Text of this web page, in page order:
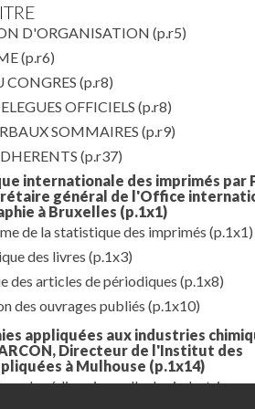
D'ORGANISATION (p.r5)
(p.r6)
CONGRES (p.r8)
OFFICIELS (p.r8)
SOMMAIRES (p.r9)
(p.r37)
internationale des imprimés par
général de l'Office
à Bruxelles (p.1x1)
de la statistique des imprimés (p.1x1)
des livres (p.1x3)
des articles de périodiques (p.1x8)
des ouvrages publiés (p.1x10)
appliquées aux industries
Directeur de l'Institut des
à Mulhouse (p.1x14)
universelle des industries